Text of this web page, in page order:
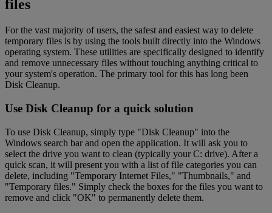
files
For the vast majority of users, the safest and easiest way to delete
temporary files is by using the tools built directly into the Windows
operating system. These utilities are specifically designed to identify
and remove unnecessary files without touching anything critical to
your system's operation. The primary tool for this has long been
Disk Cleanup.
Use Disk Cleanup for a quick solution
To use Disk Cleanup, simply type "Disk Cleanup" into the
Windows search bar and open the application. It will ask you to
select the drive you want to clean (typically your C: drive). After a
quick scan, it will present you with a list of file categories you can
delete, including "Temporary Internet Files," "Thumbnails," and
"Temporary files." Simply check the boxes for the files you want to
remove and click "OK" to permanently delete them.